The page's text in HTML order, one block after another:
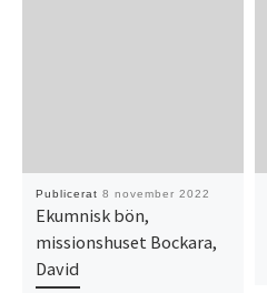
Publicerat 8 november 2022
Ekumnisk bön,
missionshuset Bockara,
David